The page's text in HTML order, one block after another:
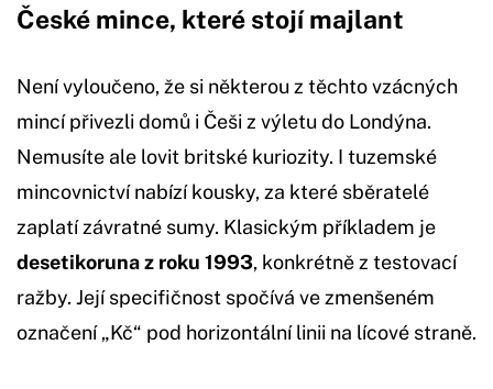
České mince, které stojí majlant
Není vyloučeno, že si některou z těchto vzácných
mincí přivezli domů i Češi z výletu do Londýna.
Nemusíte ale lovit britské kuriozity. I tuzemské
mincovnictví nabízí kousky, za které sběratelé
zaplatí závratné sumy. Klasickým příkladem je
desetikoruna z roku 1993, konkrétně z testovací
ražby. Její specifičnost spočívá ve zmenšeném
označení „Kč“ pod horizontální linii na lícové straně.